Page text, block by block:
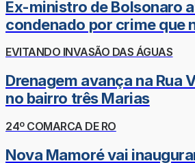
Ex-ministro de Bolsonaro
condenado por crime que
EVITANDO INVASÃO DAS ÁGUAS
Drenagem avança na Rua
no bairro três Marias
24º COMARCA DE RO
Nova Mamoré vai